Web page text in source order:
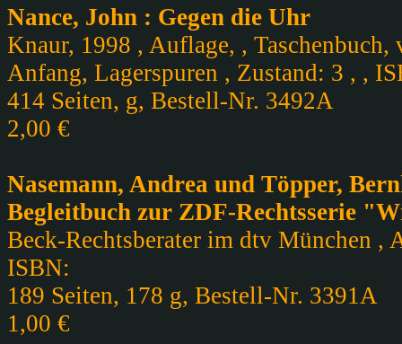
Nance, John : Gegen die Uhr
Knaur, 1998 , Auflage, ,
Anfang, Lagerspuren , Zustand: 3 , ,
414 Seiten, g, Bestell-Nr. 3492A
2,00 €
Nasemann, Andrea und Töpper,
Begleitbuch zur ZDF-Rechtsserie
Beck-Rechtsberater im dtv München ,
ISBN:
189 Seiten, 178 g, Bestell-Nr. 3391A
1,00 €